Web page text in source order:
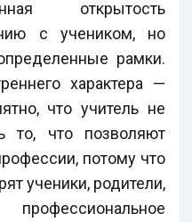
открытость
с учеником, но
рамки.
характера —
что учитель не
то, что позволяют
потому что
ученики, родители,